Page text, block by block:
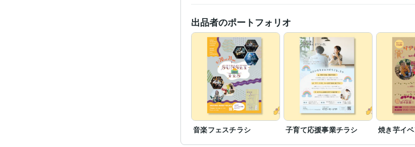
資格・検定 管理栄養士
登録販売者 取得年 : 2020年
調理師 取得年 : 2019年
ビジネス・クリエイ
ティブツール
Excel:5年 Word:5年ChatGPT:3年Photopea:2年 Canva:5
得意分野 デザイン制作 印刷物全般デザイン
学歴 名古屋学芸大学 2016年2月 ~ 2020年3月
日常会話レベル
出品者のポートフォリオ
音楽フェスチラシ 子育て応援事業チラシ 焼き芋イ